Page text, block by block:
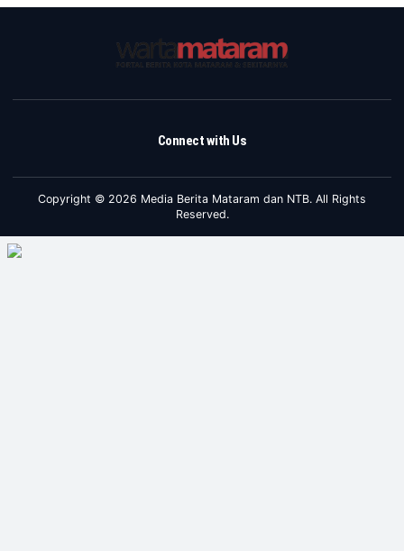
Connect with Us
Copyright © 2026 Media Berita Mataram dan NTB. All Rights
Reserved.